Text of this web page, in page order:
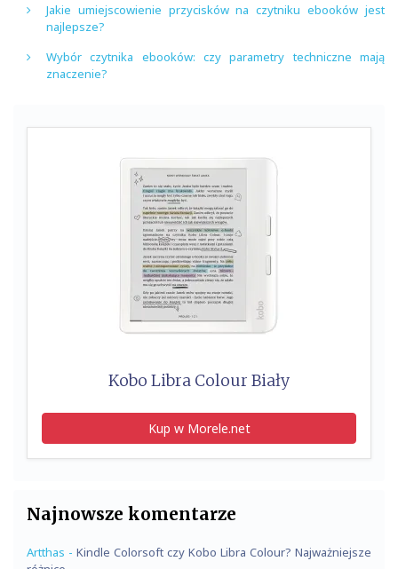
Jakie umiejscowienie przycisków na czytniku ebooków jest
najlepsze?
Wybór czytnika ebooków: czy parametry techniczne mają
znaczenie?
Kobo Libra Colour Biały
Kup w Morele.net
Najnowsze komentarze
Artthas - Kindle Colorsoft czy Kobo Libra Colour? Najważniejsze